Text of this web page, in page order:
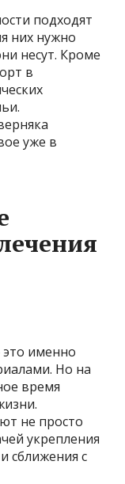
подходят
них нужно
несут. Кроме
в
уже в
именно
Но на
время
не просто
укрепления
сближения с